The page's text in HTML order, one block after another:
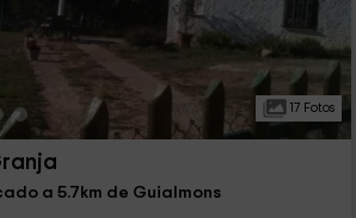
17 Fotos
a 5.7km de Guialmons